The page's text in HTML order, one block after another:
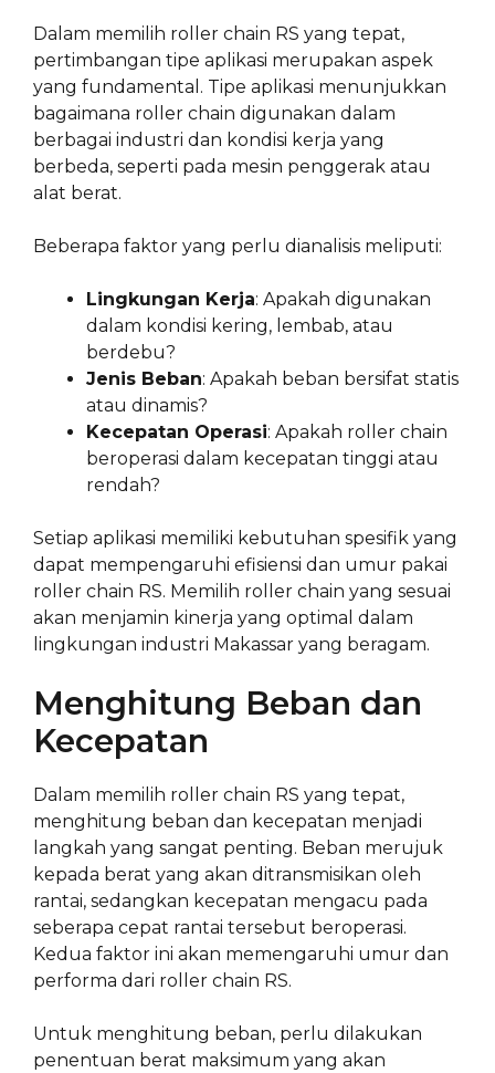
Dalam memilih roller chain RS yang tepat,
pertimbangan tipe aplikasi merupakan aspek
yang fundamental. Tipe aplikasi menunjukkan
bagaimana roller chain digunakan dalam
berbagai industri dan kondisi kerja yang
berbeda, seperti pada mesin penggerak atau
alat berat.
Beberapa faktor yang perlu dianalisis meliputi:
Lingkungan Kerja: Apakah digunakan
dalam kondisi kering, lembab, atau
berdebu?
Jenis Beban: Apakah beban bersifat statis
atau dinamis?
Kecepatan Operasi: Apakah roller chain
beroperasi dalam kecepatan tinggi atau
rendah?
Setiap aplikasi memiliki kebutuhan spesifik yang
dapat mempengaruhi efisiensi dan umur pakai
roller chain RS. Memilih roller chain yang sesuai
akan menjamin kinerja yang optimal dalam
lingkungan industri Makassar yang beragam.
Menghitung Beban dan
Kecepatan
Dalam memilih roller chain RS yang tepat,
menghitung beban dan kecepatan menjadi
langkah yang sangat penting. Beban merujuk
kepada berat yang akan ditransmisikan oleh
rantai, sedangkan kecepatan mengacu pada
seberapa cepat rantai tersebut beroperasi.
Kedua faktor ini akan memengaruhi umur dan
performa dari roller chain RS.
Untuk menghitung beban, perlu dilakukan
penentuan berat maksimum yang akan